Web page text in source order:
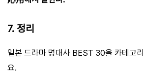
7. 정리
일본 드라마 명대사 BEST 30을 카테고
요.